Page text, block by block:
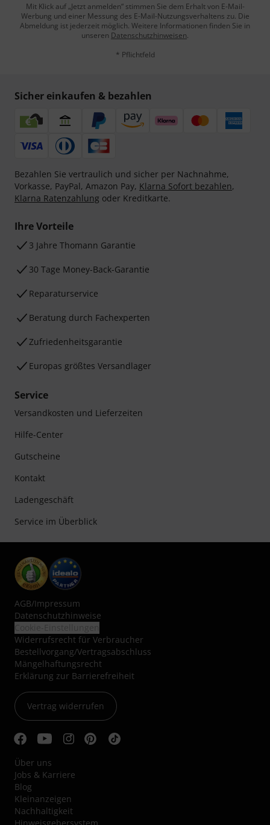
Mit Klick auf „Jetzt anmelden“ stimmen Sie dem Erhalt von E-Mail-
Werbung und einer Messung des E-Mail-Nutzungsverhaltens zu. Die
Abmeldung ist jederzeit möglich. Weitere Informationen finden Sie in
unseren Datenschutzhinweisen.
* Pflichtfeld
Sicher einkaufen & bezahlen
Bezahlen Sie vertraulich und sicher per Nachnahme,
Vorkasse, PayPal, Amazon Pay, Klarna Sofort bezahlen,
Klarna Ratenzahlung oder Kreditkarte.
Ihre Vorteile
3 Jahre Thomann Garantie
30 Tage Money-Back-Garantie
Reparaturservice
Beratung durch Fachexperten
Zufriedenheitsgarantie
Europas größtes Versandlager
Service
Versandkosten und Lieferzeiten
Hilfe-Center
Gutscheine
Kontakt
Ladengeschäft
Service im Überblick
AGB/Impressum
Datenschutzhinweise
Widerrufsrecht für Verbraucher
Bestellvorgang/Vertragsabschluss
Mängelhaftungsrecht
Erklärung zur Barrierefreiheit
Vertrag widerrufen
Über uns
Jobs & Karriere
Blog
Kleinanzeigen
Nachhaltigkeit